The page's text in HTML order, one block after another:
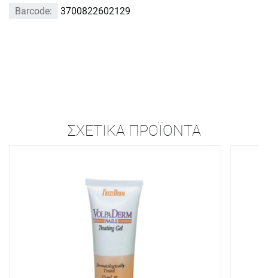
Barcode: 3700822602129
ΣΧΕΤΙΚΆ ΠΡΟΪΌΝΤΑ